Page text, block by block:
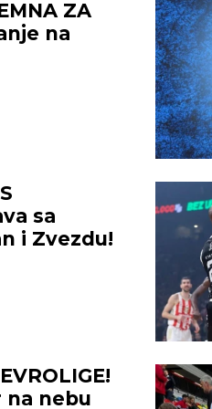
ZA
na
sa
i Zvezdu!
na nebu